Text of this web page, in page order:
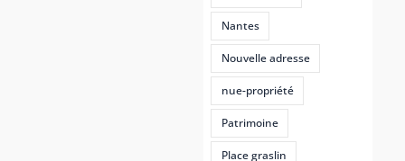
Nantes
Nouvelle adresse
nue-propriété
Patrimoine
Place graslin